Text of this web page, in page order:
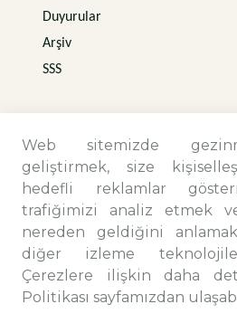
Web sitemizde
geliştirmek, size
hedefli reklamlar
trafiğimizi analiz etmek
nereden geldiğini
diğer izleme
Çerezlere ilişkin daha
Politikası sayfamızdan
Duyurular
Arşiv
SSS
İletişim Bilgileri